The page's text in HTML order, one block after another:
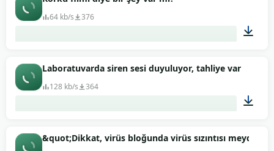
64 kb/s 376
01:30
Laboratuvarda siren sesi duyuluyor, tahliye var
128 kb/s 364
00:22
&quot;Dikkat, virüs bloğunda virüs sızıntısı